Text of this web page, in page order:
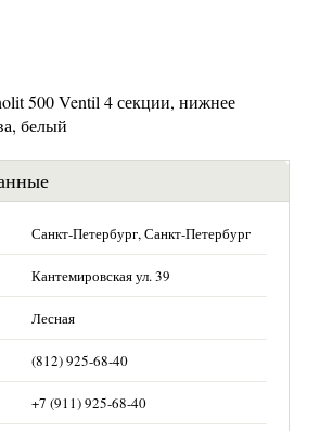
500 Ventil 4 секции, нижнее
белый
Санкт-Петербург, Санкт-Петербург
Кантемировская ул. 39
Лесная
(812) 925-68-40
+7 (911) 925-68-40